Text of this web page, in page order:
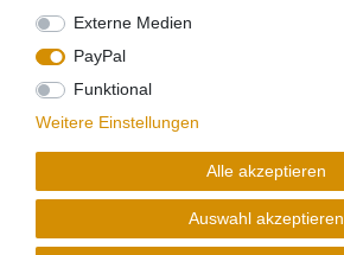
Externe Medien
PayPal
Funktional
Weitere Einstellungen
Alle akzeptieren
Auswahl akzeptieren